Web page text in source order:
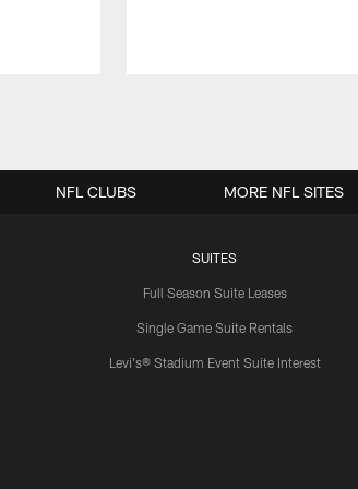
SUITES
Full Season Suite Leases
Single Game Suite Rentals
Levi's® Stadium Event Suite Interest
NFL CLUBS MORE NFL SITES